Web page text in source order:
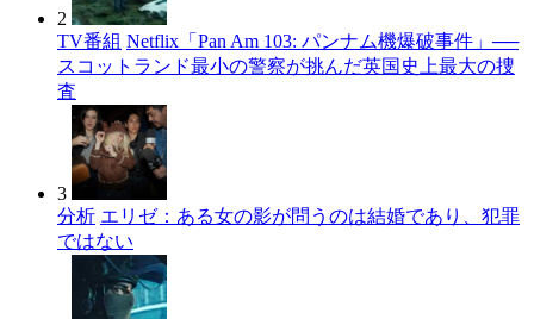
2
TV番組 Netflix「Pan Am 103: パンナム機爆破事件」──
スコットランド最小の警察が挑んだ英国史上最大の捜
査
3
分析 エリゼ：ある女の影が問うのは結婚であり、犯罪
ではない